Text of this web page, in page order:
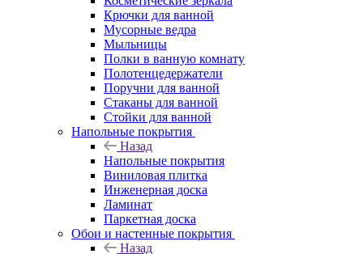
Крючки для ванной
Мусорные ведра
Мыльницы
Полки в ванную комнату
Полотенцедержатели
Поручни для ванной
Стаканы для ванной
Стойки для ванной
Напольные покрытия
Назад
Напольные покрытия
Виниловая плитка
Инженерная доска
Ламинат
Паркетная доска
Обои и настенные покрытия
Назад